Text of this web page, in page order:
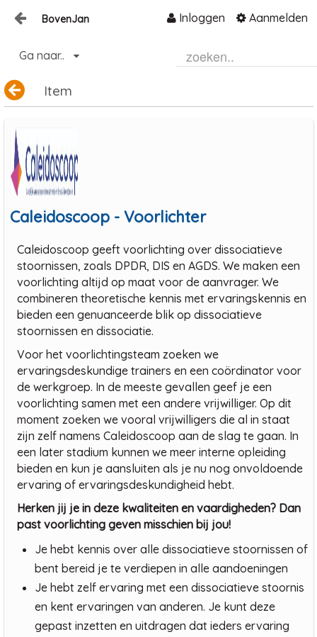
Inloggen Aanmelden
BovenJan
Home
Zoeken
Ga naar..
Item
Caleidoscoop - Voorlichter
Caleidoscoop geeft voorlichting over dissociatieve
stoornissen, zoals DPDR, DIS en AGDS. We maken een
voorlichting altijd op maat voor de aanvrager. We
combineren theoretische kennis met ervaringskennis en
bieden een genuanceerde blik op dissociatieve
stoornissen en dissociatie.
Voor het voorlichtingsteam zoeken we
ervaringsdeskundige trainers en een coördinator voor
de werkgroep. In de meeste gevallen geef je een
voorlichting samen met een andere vrijwilliger. Op dit
moment zoeken we vooral vrijwilligers die al in staat
zijn zelf namens Caleidoscoop aan de slag te gaan. In
een later stadium kunnen we meer interne opleiding
bieden en kun je aansluiten als je nu nog onvoldoende
ervaring of ervaringsdeskundigheid hebt.
Herken jij je in deze kwaliteiten en vaardigheden? Dan
past voorlichting geven misschien bij jou!
Je hebt kennis over alle dissociatieve stoornissen of
bent bereid je te verdiepen in alle aandoeningen
Je hebt zelf ervaring met een dissociatieve stoornis
en kent ervaringen van anderen. Je kunt deze
gepast inzetten en uitdragen dat ieders ervaring